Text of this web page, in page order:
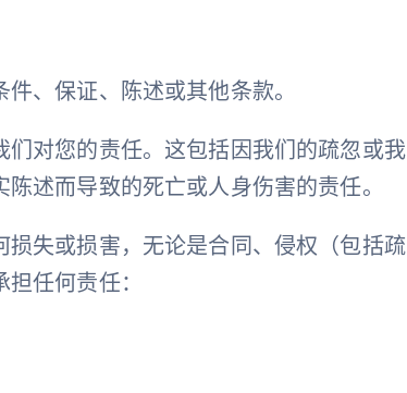
、保证、陈述或其他条款。
对您的责任。这包括因我们的疏忽或我
述而导致的死亡或人身伤害的责任。
失或损害，无论是合同、侵权（包括疏
任何责任：